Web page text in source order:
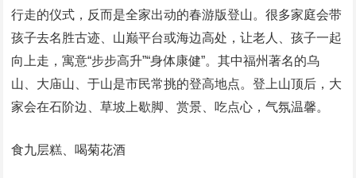
行走的仪式，反而是全家出动的春游版登山。很多家庭会带
孩子去名胜古迹、山巅平台或海边高处，让老人、孩子一起
向上走，寓意“步步高升”“身体康健”。其中福州著名的乌
山、大庙山、于山是市民常挑的登高地点。登上山顶后，大
家会在石阶边、草坡上歇脚、赏景、吃点心，气氛温馨。
食九层糕、喝菊花酒